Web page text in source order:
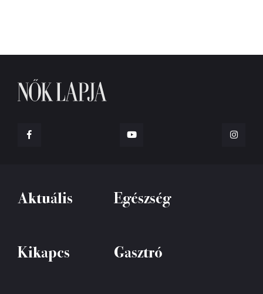
Aktuális Egészség
Kikapcs Gasztró